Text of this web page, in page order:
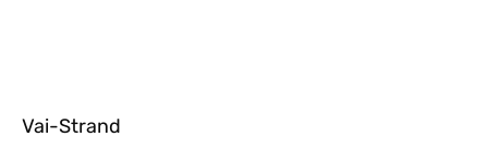
Vai-Strand